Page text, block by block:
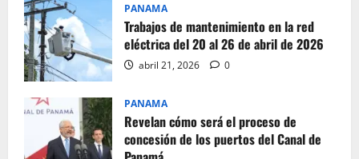
PANAMA
Trabajos de mantenimiento en la red
eléctrica del 20 al 26 de abril de 2026
abril 21, 2026 0
PANAMA
Revelan cómo será el proceso de
concesión de los puertos del Canal de